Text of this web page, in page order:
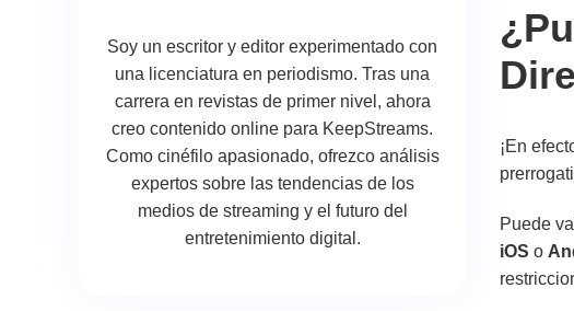
¡En
Puede
iOS o
Soy un escritor y editor experimentado con
una licenciatura en periodismo. Tras una
carrera en revistas de primer nivel, ahora
creo contenido online para KeepStreams.
Como cinéfilo apasionado, ofrezco análisis
expertos sobre las tendencias de los
medios de streaming y el futuro del
entretenimiento digital.